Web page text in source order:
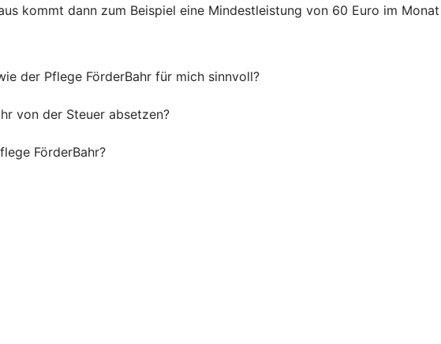
kommt dann zum Beispiel eine Mindestleistung von 60 Euro im
der Pflege FörderBahr für mich sinnvoll?
von der Steuer absetzen?
FörderBahr?